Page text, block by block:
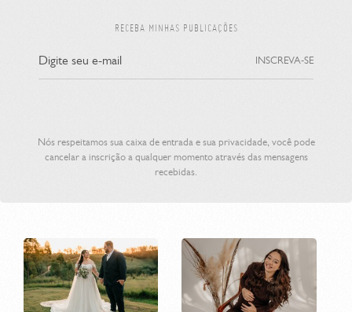
RECEBA MINHAS PUBLICAÇÕES
INSCREVA-SE
Nós respeitamos sua caixa de entrada e sua privacidade, você pode
cancelar a inscrição a qualquer momento através das mensagens
recebidas.